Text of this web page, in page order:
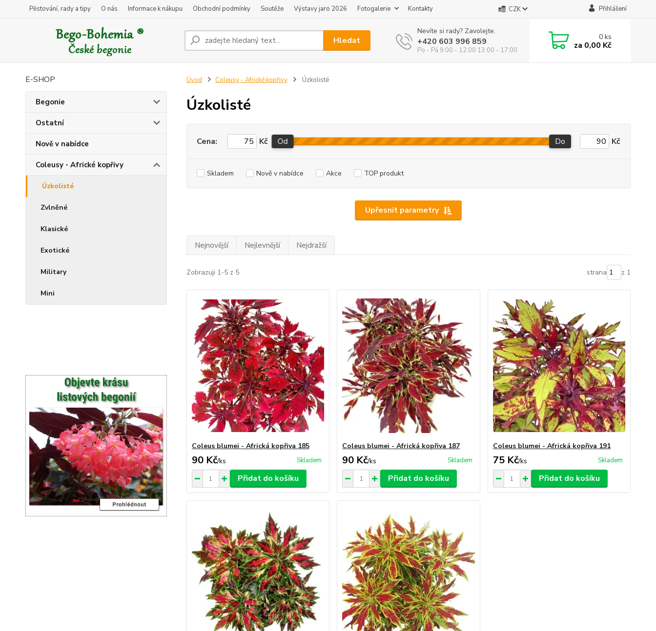
Pěstování, rady a tipy O nás Informace k nákupu Obchodní podmínky Soutěže Výstavy jaro 2026 Fotogalerie Kontakty CZK Přihlášení
Hledat
Nevíte si rady? Zavolejte.
+420 603 996 859
Po - Pá 9:00 - 12:00 13:00 - 17:00
0ks
za 0,00 Kč
E-SHOP
Begonie
Ostatní
Nově v nabídce
Coleusy - Africké kopřivy
Úzkolisté
Zvlněné
Klasické
Exotické
Military
Mini
Úvod Coleusy - Africké kopřivy Úzkolisté
Úzkolisté
Upřesnit parametry
Cena: Kč Od Do Kč
Skladem Nově v nabídce Akce TOP produkt
Nejnovější Nejlevnější Nejdražší
Zobrazuji 1-5 z 5 strana z 1
Coleus blumei - Africká kopřiva 185
90 Kč/ks Skladem
Přidat do košíku
Coleus blumei - Africká kopřiva 187
90 Kč/ks Skladem
Přidat do košíku
Coleus blumei - Africká kopřiva 191
75 Kč/ks Skladem
Přidat do košíku